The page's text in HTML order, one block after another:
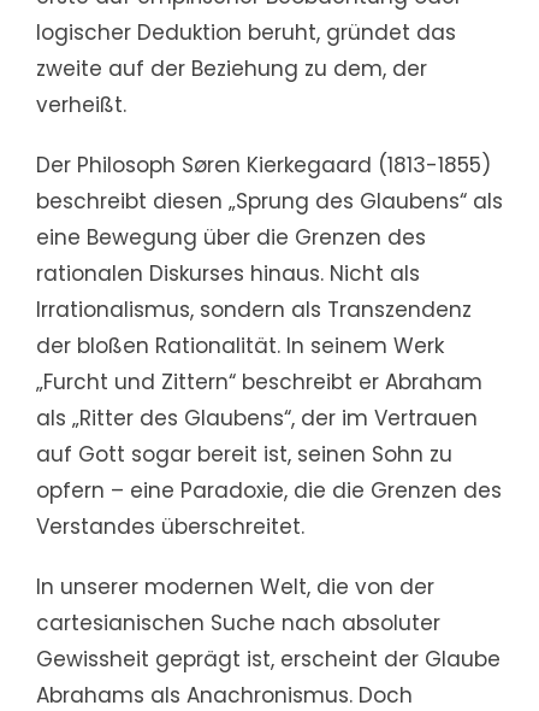
logischer Deduktion beruht, gründet das
zweite auf der Beziehung zu dem, der
verheißt.
Der Philosoph Søren Kierkegaard (1813-1855)
beschreibt diesen „Sprung des Glaubens“ als
eine Bewegung über die Grenzen des
rationalen Diskurses hinaus. Nicht als
Irrationalismus, sondern als Transzendenz
der bloßen Rationalität. In seinem Werk
„Furcht und Zittern“ beschreibt er Abraham
als „Ritter des Glaubens“, der im Vertrauen
auf Gott sogar bereit ist, seinen Sohn zu
opfern – eine Paradoxie, die die Grenzen des
Verstandes überschreitet.
In unserer modernen Welt, die von der
cartesianischen Suche nach absoluter
Gewissheit geprägt ist, erscheint der Glaube
Abrahams als Anachronismus. Doch